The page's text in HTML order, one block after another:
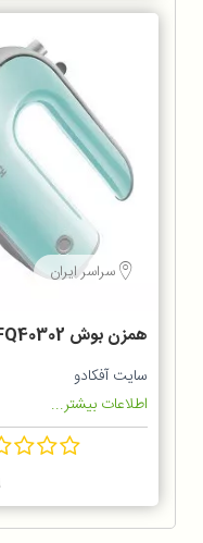
سراسر ایران
همزن بوش MFQ40302
سایت آفکادو
اطلاعات بیشتر...